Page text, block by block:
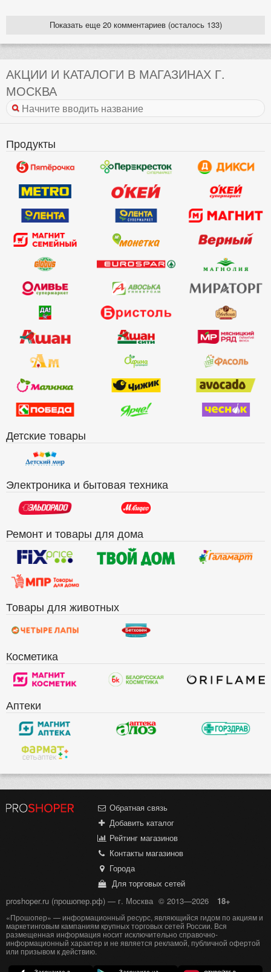
Показать еще 20 комментариев (осталось 133)
АКЦИИ И КАТАЛОГИ В МАГАЗИНАХ Г.
МОСКВА
Продукты
Детские товары
Электроника и бытовая техника
Ремонт и товары для дома
Товары для животных
Косметика
Аптеки
Обратная связь
Добавить каталог
Рейтинг магазинов
Контакты магазинов
Города
Для торговых сетей
proshoper.ru (прошопер.рф) — г. Москва © 2013—2026 18+
«Прошопер» — информационный ресурс, являющийся гидом по акциям и
маркетинговым кампаниям крупных торговых сетей России. Вся
размещенная информация носит исключительно справочно-
информационный характер и не является рекламой, публичной офертой
или призывом к действию.